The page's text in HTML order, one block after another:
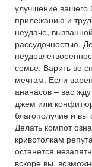
улучшение вашего
прилежанию и
неудаче,
рассудочностью.
семье. Варить во
мечтам. Если
ананасов – вас
джем или
благополучие и
Делать компот
кривотолкам
останется
вскоре вы,